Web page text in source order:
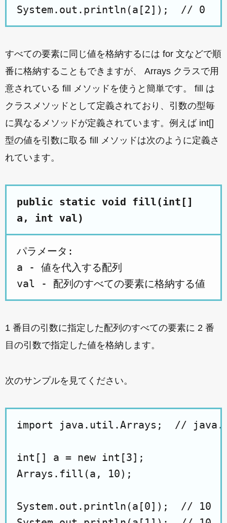
すべての要素に同じ値を格納するには for 文などで順
番に格納することもできますが、 Arrays クラスで用
意されている fill メソッドを使うと簡単です。 fill は
クラスメソッドとして定義されており、引数の型毎
に異なるメソッドが定義されています。例えば int[]
型の値を引数に取る fill メソッドは次のように定義さ
れています。
public static void fill(int[]
a, int val)
パラメータ:
a - 値を代入する配列
1 番目の引数に指定した配列のすべての要素に 2 番
目の引数で指定した値を格納します。
次のサンプルを見てください。
import java.util.Arrays;  //
int[] a = new int[3];
Arrays.fill(a, 10);
System.out.println(a[0]);  // 10